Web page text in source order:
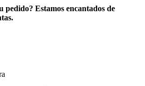
pedido? Estamos encantados de